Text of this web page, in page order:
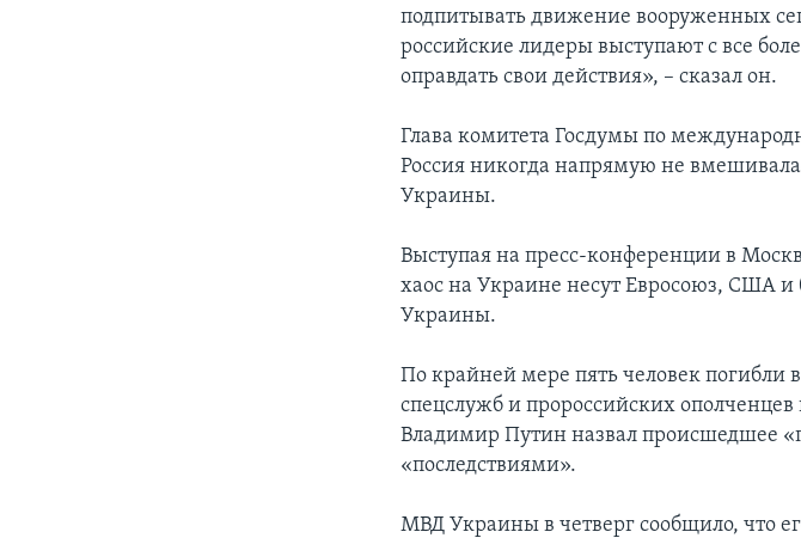
подпитывать движение вооруженных
российские лидеры выступают с все
оправдать свои действия», – сказал он.
Глава комитета Госдумы по
Россия никогда напрямую не
Украины.
Выступая на пресс-конференции в
хаос на Украине несут Евросоюз, США
Украины.
По крайней мере пять человек погибли
спецслужб и пророссийских
Владимир Путин назвал происшедшее
«последствиями».
МВД Украины в четверг сообщило, что